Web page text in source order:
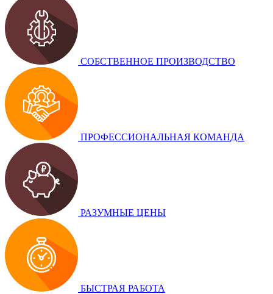
СОБСТВЕННОЕ ПРОИЗВОДСТВО
ПРОФЕССИОНАЛЬНАЯ КОМАНДА
РАЗУМНЫЕ ЦЕНЫ
БЫСТРАЯ РАБОТА